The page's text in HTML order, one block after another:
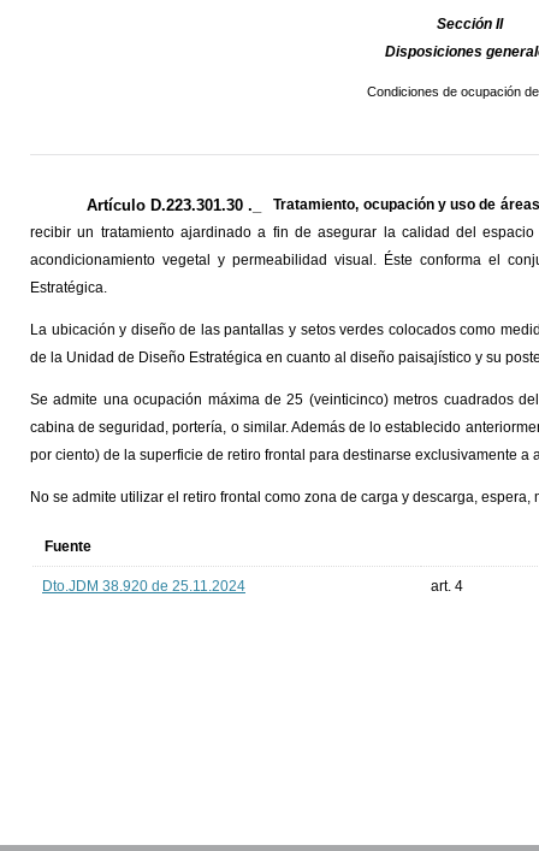
Sección II
Disposiciones
Condiciones de ocupación
Artículo D.223.301.30 ._
Tratamiento, ocupación y uso de
recibir un tratamiento ajardinado a fin de asegurar la calidad del
acondicionamiento vegetal y permeabilidad visual. Éste conforma el
Estratégica.
La ubicación y diseño de las pantallas y setos verdes colocados como
de la Unidad de Diseño Estratégica en cuanto al diseño paisajístico y su
Se admite una ocupación máxima de 25 (veinticinco) metros cuadrados
cabina de seguridad, portería, o similar. Además de lo establecido
por ciento) de la superficie de retiro frontal para destinarse exclusivamente a
No se admite utilizar el retiro frontal como zona de carga y descarga,
Fuente
Dto.JDM 38.920 de 25.11.2024 art. 4